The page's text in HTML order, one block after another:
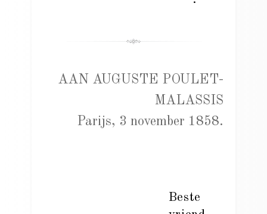
AAN AUGUSTE POULET-
MALASSIS
Parijs, 3 november 1858.
Beste